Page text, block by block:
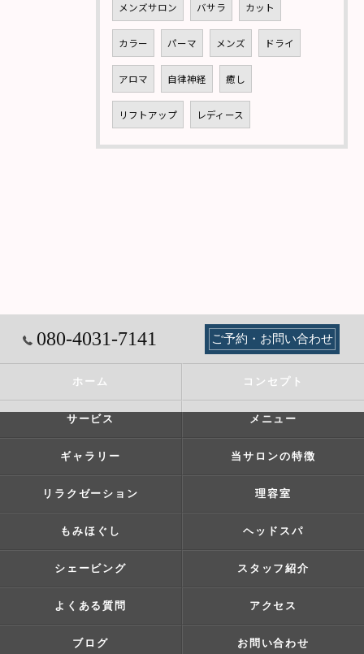
メンズサロン バサラ カット
カラー パーマ メンズ ドライ
アロマ 自律神経 癒し
リフトアップ レディース
080-4031-7141 ご予約・お問い合わせ
ホーム コンセプト
サービス メニュー
ギャラリー 当サロンの特徴
リラクゼーション 理容室
もみほぐし ヘッドスパ
シェービング スタッフ紹介
よくある質問 アクセス
ブログ お問い合わせ